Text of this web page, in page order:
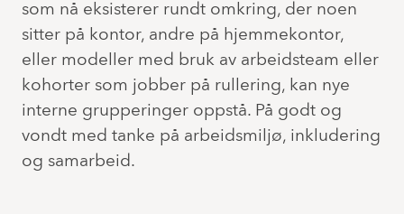
som nå eksisterer rundt omkring, der noen
sitter på kontor, andre på hjemmekontor,
eller modeller med bruk av arbeidsteam eller
kohorter som jobber på rullering, kan nye
interne grupperinger oppstå. På godt og
vondt med tanke på arbeidsmiljø, inkludering
og samarbeid.